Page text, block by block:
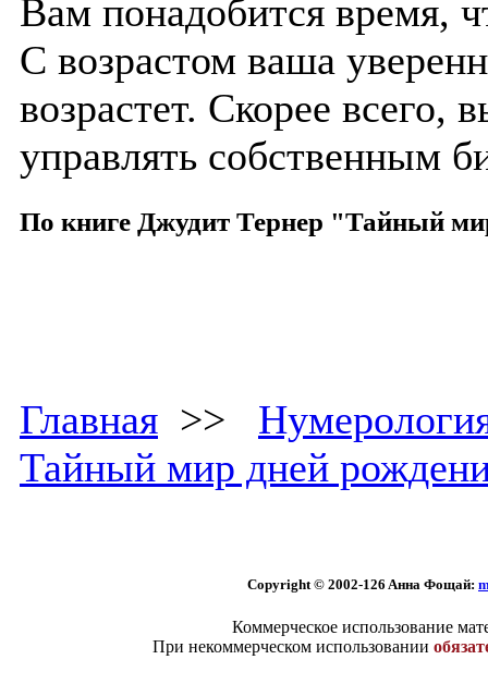
Вам понадобится время,
С возрастом ваша
возрастет. Скорее всего,
управлять собственным
По книге Джудит Тернер "Тайный
Главная >>
Тайный мир дней
Copyright © 2002-126 Aннa Фoщaй:
Коммерческое использование
При некоммерческом использовании